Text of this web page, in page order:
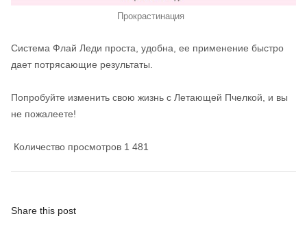
Прокрастинация
Система Флай Леди проста, удобна, ее применение быстро
дает потрясающие результаты.
Попробуйте изменить свою жизнь с Летающей Пчелкой, и вы
не пожалеете!
Количество просмотров 1 481
Share this post